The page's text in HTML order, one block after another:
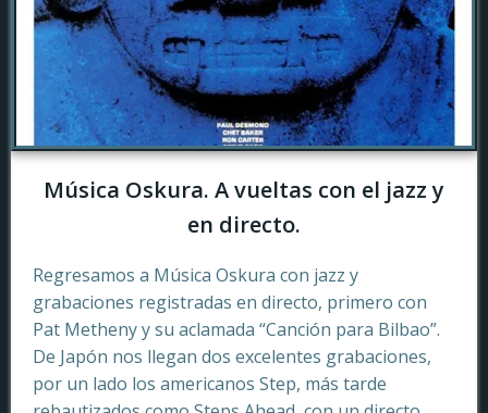
Música Oskura. A vueltas con el jazz y
en directo.
Regresamos a Música Oskura con jazz y
grabaciones registradas en directo, primero con
Pat Metheny y su aclamada “Canción para Bilbao”.
De Japón nos llegan dos excelentes grabaciones,
por un lado los americanos Step, más tarde